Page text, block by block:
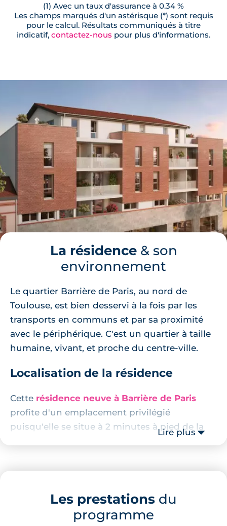
(1) Avec un taux d'assurance à 0.34 %
Les champs marqués d'un astérisque (*) sont requis
pour le calcul. Résultats communiqués à titre
indicatif, contactez-nous pour plus d'informations.
La résidence& son
environnement
Le quartier Barrière de Paris, au nord de
Toulouse, est bien desservi à la fois par les
transports en communs et par sa proximité
avec le périphérique. C'est un quartier à taille
humaine, vivant, et proche du centre-ville.
Localisation de la résidence
Cette résidence neuve à Barrière de Paris
profite d'un emplacement privilégié
puisqu'elle se situe à 2 minutes à pied de la
station de métro Barrière de Paris sur la ligne
Jaurès en 7 minutes seulement, et la Place du
Proche du centre du quartier, ce programme
neuf dispose de toutes les commodités,
Lire plus
Les prestations du
programme